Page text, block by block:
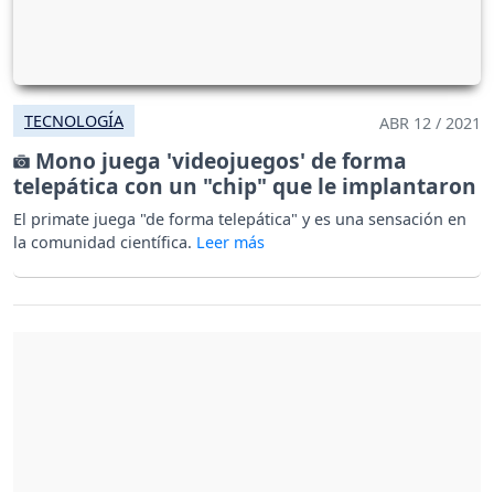
TECNOLOGÍA ABR 12 / 2021
Mono juega 'videojuegos' de forma
telepática con un "chip" que le implantaron
El primate juega "de forma telepática" y es una sensación en
la comunidad científica.